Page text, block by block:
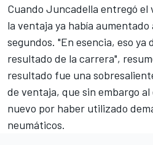
Cuando Juncadella entregó el
la ventaja ya había aumentado
segundos. "En esencia, eso ya
resultado de la carrera",
resultado fue una
de ventaja, que sin embargo al
nuevo por haber utilizado
neumáticos.